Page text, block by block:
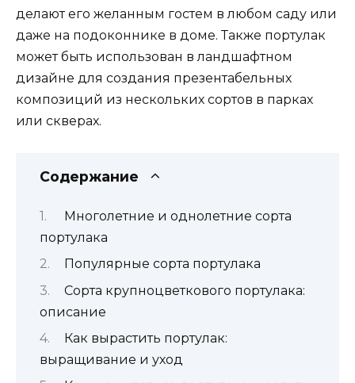
делают его желанным гостем в любом саду или
даже на подоконнике в доме. Также портулак
может быть использован в ландшафтном
дизайне для создания презентабельных
композиций из нескольких сортов в парках
или скверах.
Содержание
Многолетние и однолетние сорта
портулака
Популярные сорта портулака
Сорта крупноцветкового портулака:
описание
Как вырастить портулак:
выращивание и уход